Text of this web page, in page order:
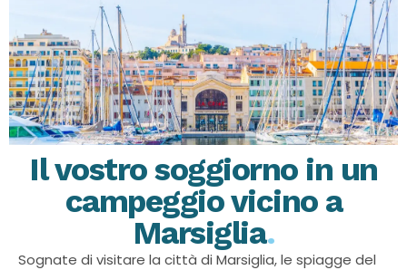
Il vostro soggiorno in un
campeggio vicino a
Marsiglia.
Sognate di visitare la città di Marsiglia, le spiagge del